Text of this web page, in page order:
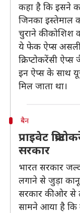
कहा है कि इसने
जिनका इस्तेमाल
चुराने की कोशिश
ये फेक ऐप्स असली
क्रिप्टोकरेंसी
इन ऐप्स के साथ
मिल जाता था।
बैन
प्राइवेट
सरकार
भारत सरकार
लगाने से जुड़ा
सरकार की ओर
सामने आया है कि